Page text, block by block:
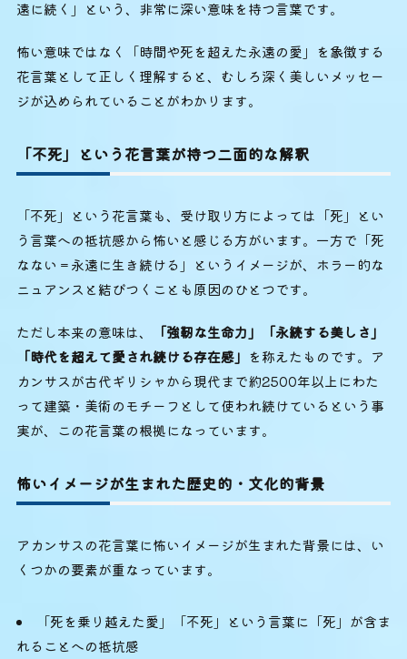
遠に続く」という、非常に深い意味を持つ言葉です。
怖い意味ではなく「時間や死を超えた永遠の愛」を象徴する
花言葉として正しく理解すると、むしろ深く美しいメッセー
ジが込められていることがわかります。
「不死」という花言葉が持つ二面的な解釈
「不死」という花言葉も、受け取り方によっては「死」とい
う言葉への抵抗感から怖いと感じる方がいます。一方で「死
なない＝永遠に生き続ける」というイメージが、ホラー的な
ニュアンスと結びつくことも原因のひとつです。
ただし本来の意味は、
「強靭な生命力」「永続する美しさ」
「時代を超えて愛され続ける存在感」 を称えたものです。ア
カンサスが古代ギリシャから現代まで約2500年以上にわた
って建築・美術のモチーフとして使われ続けているという事
実が、この花言葉の根拠になっています。
怖いイメージが生まれた歴史的・文化的背景
アカンサスの花言葉に怖いイメージが生まれた背景には、い
くつかの要素が重なっています。
「死を乗り越えた愛」「不死」という言葉に「死」が含ま
れることへの抵抗感